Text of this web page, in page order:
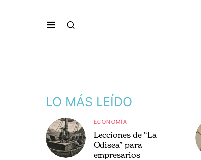
LO MÁS LEÍDO
ECONOMÍA
Lecciones de “La
Odisea” para
empresarios